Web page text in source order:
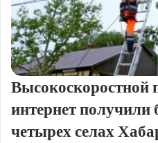
Высокоскоростной
интернет получили
четырех селах